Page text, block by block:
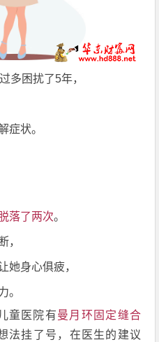
多困扰了5年，
症状。
落了两次。
，
她身心俱疲，
。
童医院有曼月环固定缝合
法挂了号，在医生的建议